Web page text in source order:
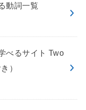
動詞一覧
べるサイト Two
）